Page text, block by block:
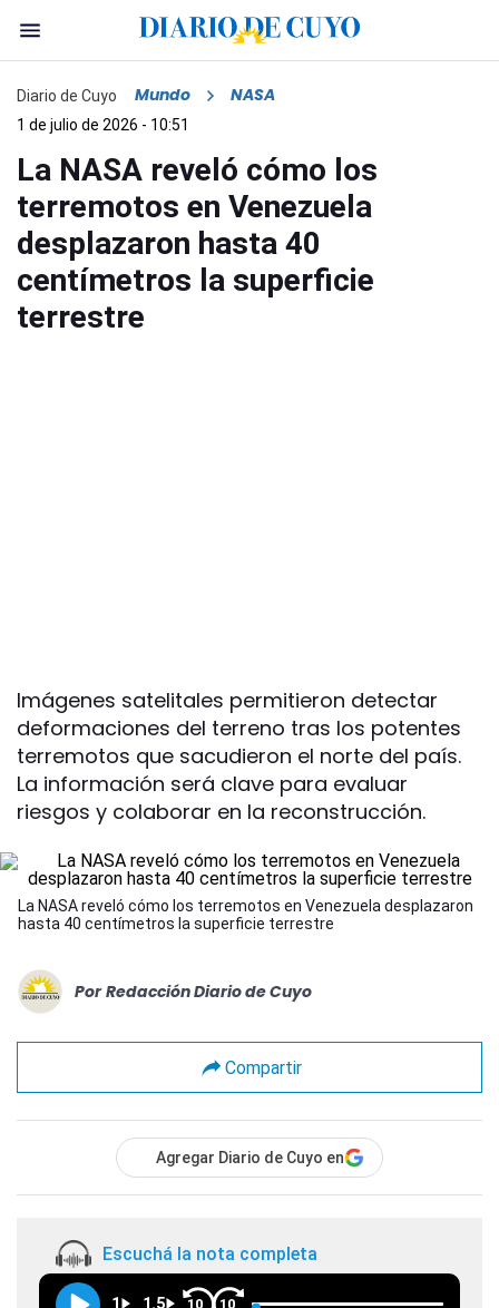
Diario de Cuyo Mundo NASA
1 de julio de 2026 - 10:51
La NASA reveló cómo los
terremotos en Venezuela
desplazaron hasta 40
centímetros la superficie
terrestre
Imágenes satelitales permitieron detectar
deformaciones del terreno tras los potentes
terremotos que sacudieron el norte del país.
La información será clave para evaluar
riesgos y colaborar en la reconstrucción.
La NASA reveló cómo los terremotos en Venezuela desplazaron
hasta 40 centímetros la superficie terrestre
Por Redacción Diario de Cuyo
Compartir
Agregar Diario de Cuyo en
Escuchá la nota completa
1 1.5 10 10